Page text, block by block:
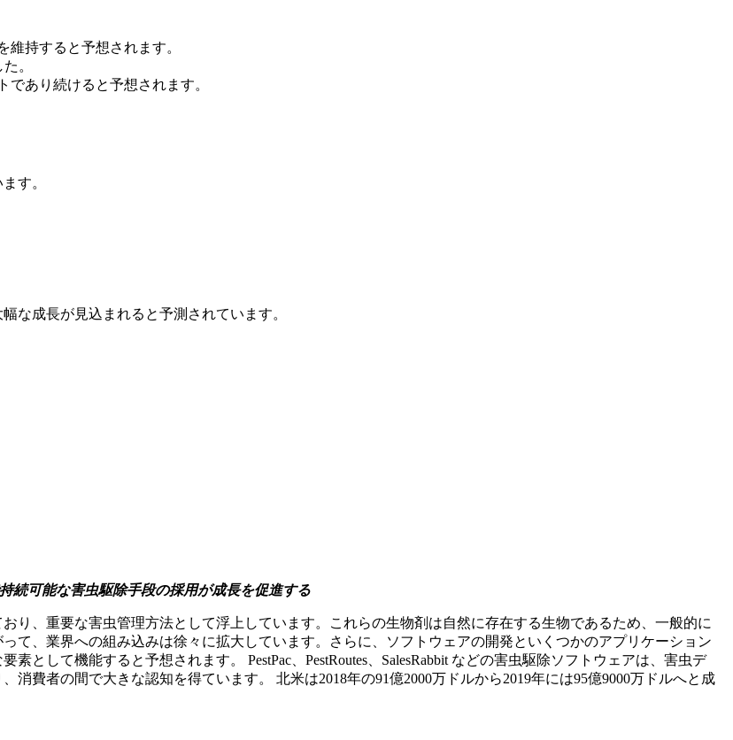
持すると予想されます。
。
あり続けると予想されます。
す。
な成長が見込まれると予測されています。
続可能な害虫駆除手段の採用が成長を促進する
り、重要な害虫管理方法として浮上しています。これらの生物剤は自然に存在する生物であるため、一般的に
て、業界への組み込みは徐々に拡大しています。さらに、ソフトウェアの開発といくつかのアプリケーション
として機能すると予想されます。 PestPac、PestRoutes、SalesRabbit などの害虫駆除ソフトウェアは、害虫デ
費者の間で大きな認知を得ています。 北米は2018年の91億2000万ドルから2019年には95億9000万ドルへと成